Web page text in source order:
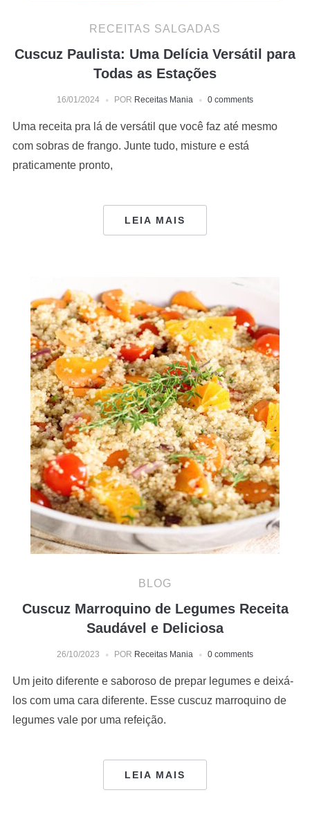
RECEITAS SALGADAS
Cuscuz Paulista: Uma Delícia Versátil para
Todas as Estações
16/01/2024 POR Receitas Mania 0 comments
Uma receita pra lá de versátil que você faz até mesmo
com sobras de frango. Junte tudo, misture e está
praticamente pronto,
LEIA MAIS
BLOG
Cuscuz Marroquino de Legumes Receita
Saudável e Deliciosa
26/10/2023 POR Receitas Mania 0 comments
Um jeito diferente e saboroso de prepar legumes e deixá-
los com uma cara diferente. Esse cuscuz marroquino de
legumes vale por uma refeição.
LEIA MAIS